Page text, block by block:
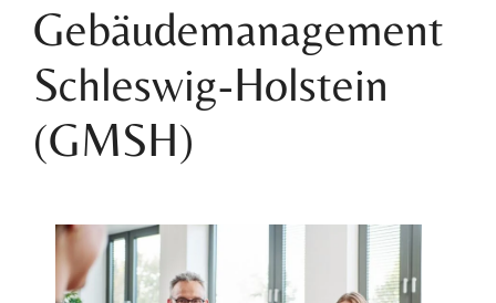
Gebäudemanagement
Schleswig-Holstein
(GMSH)